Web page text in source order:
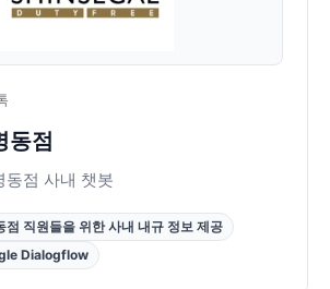
동점
동점 사내 챗봇
점 직원들을 위한 사내 내규 정보 제공
Dialogflow